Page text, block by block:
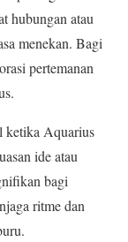
hubungan atau
menekan. Bagi
pertemanan
ketika Aquarius
ide atau
bagi
ritme dan